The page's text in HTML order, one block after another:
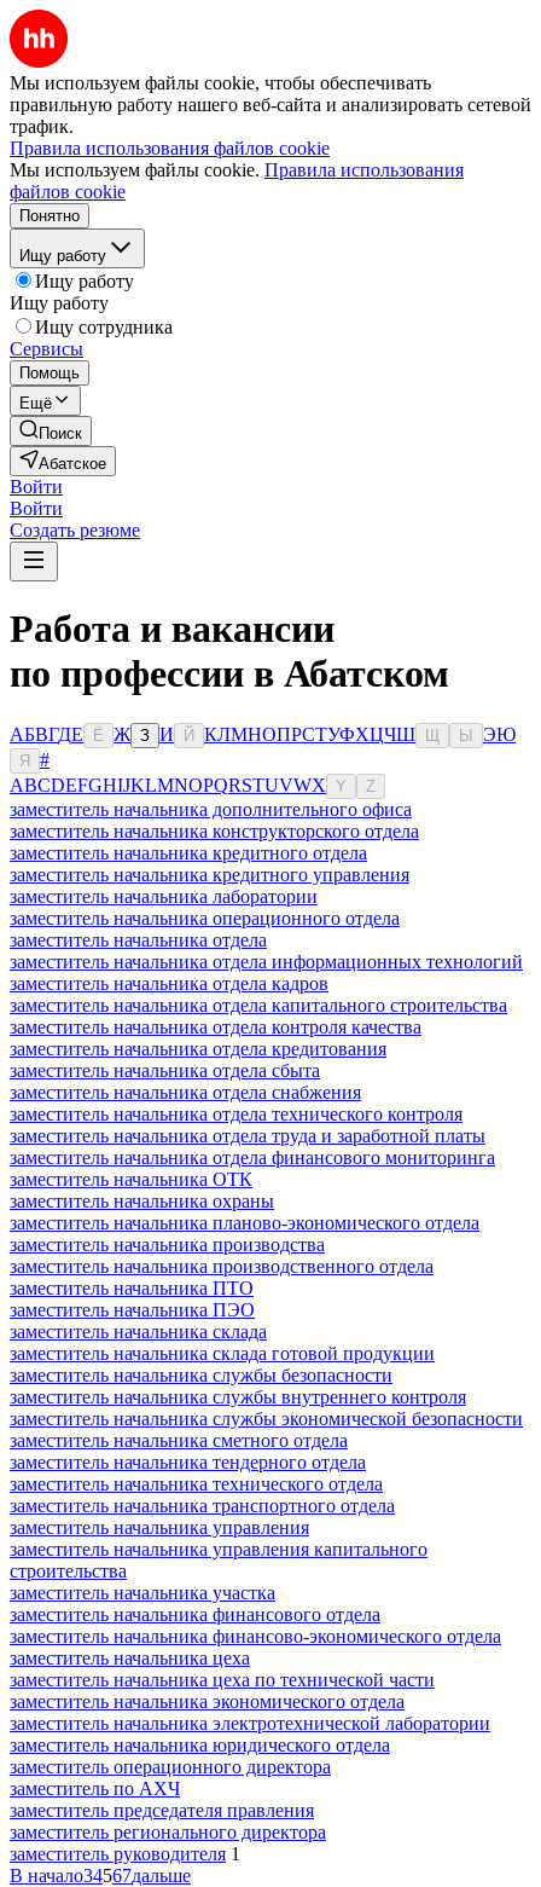
Мы используем файлы cookie, чтобы обеспечивать
правильную работу нашего веб-сайта и анализировать сетевой
трафик.
Правила использования файлов cookie
Мы используем файлы cookie. Правила использования
файлов cookie
Понятно
Ищу работу
Ищу работу
Ищу работу
Ищу сотрудника
Сервисы
Помощь
Ещё
Поиск
Абатское
Войти
Войти
Создать резюме
Работа и вакансии
по профессии в Абатском
АБВГДЕ Ё Ж З И Й КЛМНОПРСТУФХЦЧШ Ы ЭЮ
Я
#
ABCDEFGHIJKLMNOPQRSTUVWX Y Z
заместитель начальника дополнительного офиса
заместитель начальника конструкторского отдела
заместитель начальника кредитного отдела
заместитель начальника кредитного управления
заместитель начальника лаборатории
заместитель начальника операционного отдела
заместитель начальника отдела
заместитель начальника отдела информационных технологий
заместитель начальника отдела кадров
заместитель начальника отдела капитального строительства
заместитель начальника отдела контроля качества
заместитель начальника отдела кредитования
заместитель начальника отдела сбыта
заместитель начальника отдела снабжения
заместитель начальника отдела технического контроля
заместитель начальника отдела труда и заработной платы
заместитель начальника отдела финансового мониторинга
заместитель начальника ОТК
заместитель начальника охраны
заместитель начальника планово-экономического отдела
заместитель начальника производства
заместитель начальника производственного отдела
заместитель начальника ПТО
заместитель начальника ПЭО
заместитель начальника склада
заместитель начальника склада готовой продукции
заместитель начальника службы безопасности
заместитель начальника службы внутреннего контроля
заместитель начальника службы экономической безопасности
заместитель начальника сметного отдела
заместитель начальника тендерного отдела
заместитель начальника технического отдела
заместитель начальника транспортного отдела
заместитель начальника управления
заместитель начальника управления капитального
строительства
заместитель начальника участка
заместитель начальника финансового отдела
заместитель начальника финансово-экономического отдела
заместитель начальника цеха
заместитель начальника цеха по технической части
заместитель начальника экономического отдела
заместитель начальника электротехнической лаборатории
заместитель начальника юридического отдела
заместитель операционного директора
заместитель по АХЧ
заместитель председателя правления
заместитель регионального директора
заместитель руководителя 1
В начало34567дальше